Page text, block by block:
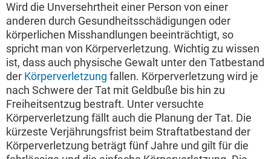
Wird die Unversehrtheit einer Person von einer
anderen durch Gesundheitsschädigungen oder
körperlichen Misshandlungen beeinträchtigt, so
spricht man von Körperverletzung. Wichtig zu wissen
ist, dass auch physische Gewalt unter den Tatbestand
der Körperverletzung fallen. Körperverletzung wird je
nach Schwere der Tat mit Geldbuße bis hin zu
Freiheitsentzug bestraft. Unter versuchte
Körperverletzung fällt auch die Planung der Tat. Die
kürzeste Verjährungsfrist beim Straftatbestand der
Körperverletzung beträgt fünf Jahre und gilt für die